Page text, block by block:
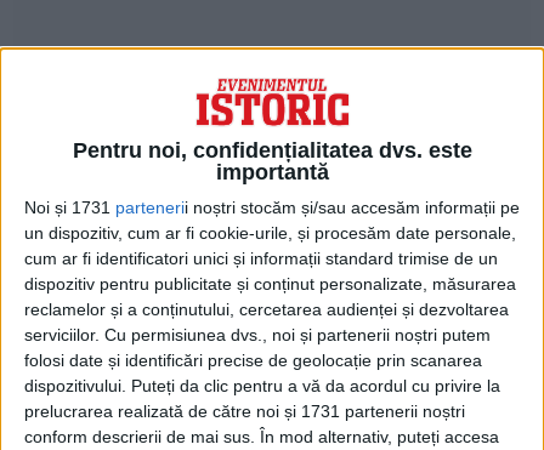
Pentru noi, confidențialitatea dvs. este
importantă
Noi și 1731 partenerii noștri stocăm și/sau accesăm informații pe
un dispozitiv, cum ar fi cookie-urile, și procesăm date personale,
cum ar fi identificatori unici și informații standard trimise de un
dispozitiv pentru publicitate și conținut personalizate, măsurarea
reclamelor și a conținutului, cercetarea audienței și dezvoltarea
serviciilor. Cu permisiunea dvs., noi și partenerii noștri putem
folosi date și identificări precise de geolocație prin scanarea
dispozitivului. Puteți da clic pentru a vă da acordul cu privire la
prelucrarea realizată de către noi și 1731 partenerii noștri
conform descrierii de mai sus. În mod alternativ, puteți accesa
Totuși, pentru a asigura succesul atacului,
francezii doreau sprijinul Forței
Expediționare Britanice (BEF), aflată sub
comanda mareșalului Sir John French, care
încă coordona retragerea armatei sale
după înfrângerea suferită în bătălia de la
Mons, tot pe 24 august.